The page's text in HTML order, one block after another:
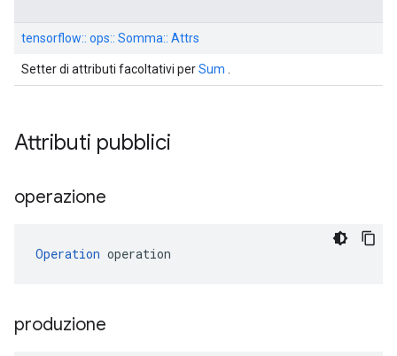
tensorflow:: ops:: Somma:: Attrs
Setter di attributi facoltativi perSum
Attributi pubblici
operazione
Operation operation
produzione